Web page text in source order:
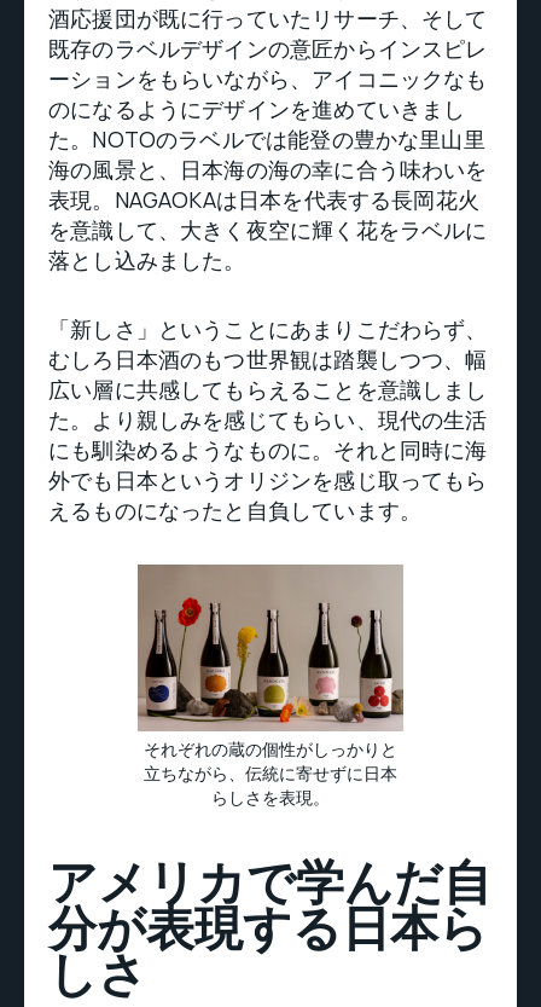
酒応援団が既に行っていたリサーチ、そして
既存のラベルデザインの意匠からインスピレ
ーションをもらいながら、アイコニックなも
のになるようにデザインを進めていきまし
た。NOTOのラベルでは能登の豊かな里山里
海の風景と、日本海の海の幸に合う味わいを
表現。NAGAOKAは日本を代表する長岡花火
を意識して、大きく夜空に輝く花をラベルに
落とし込みました。
「新しさ」ということにあまりこだわらず、
むしろ日本酒のもつ世界観は踏襲しつつ、幅
広い層に共感してもらえることを意識しまし
た。より親しみを感じてもらい、現代の生活
にも馴染めるようなものに。それと同時に海
外でも日本というオリジンを感じ取ってもら
えるものになったと自負しています。
それぞれの蔵の個性がしっかりと
立ちながら、伝統に寄せずに日本
らしさを表現。
アメリカで学んだ自
分が表現する日本ら
しさ